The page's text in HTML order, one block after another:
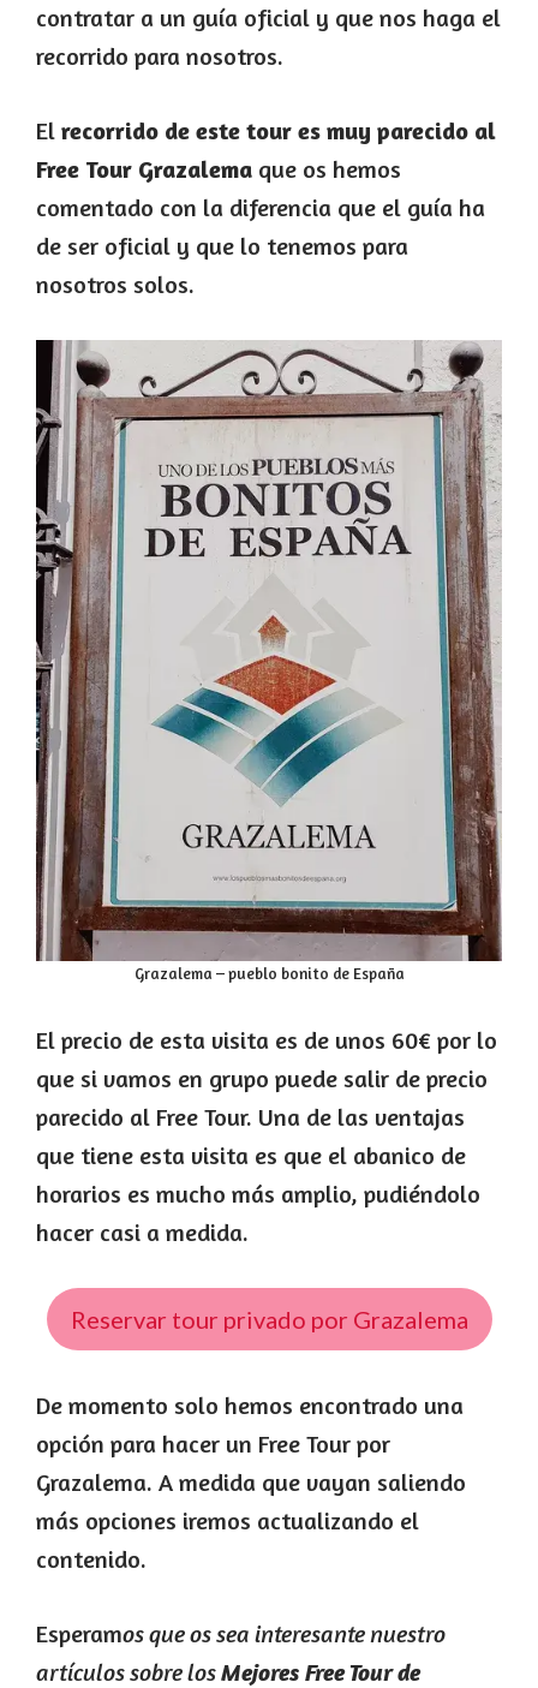
contratar a un guía oficial y que nos haga el
recorrido para nosotros.
El recorrido de este tour es muy parecido al
Free Tour Grazalema que os hemos
comentado con la diferencia que el guía ha
de ser oficial y que lo tenemos para
nosotros solos.
Grazalema – pueblo bonito de España
El precio de esta visita es de unos 60€ por lo
que si vamos en grupo puede salir de precio
parecido al Free Tour. Una de las ventajas
que tiene esta visita es que el abanico de
horarios es mucho más amplio, pudiéndolo
hacer casi a medida.
Reservar tour privado por Grazalema
De momento solo hemos encontrado una
opción para hacer un Free Tour por
Grazalema. A medida que vayan saliendo
más opciones iremos actualizando el
contenido.
Esperamos que os sea interesante nuestro
artículos sobre losMejores Free Tour de